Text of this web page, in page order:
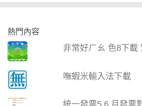
熱門內容
非常好ㄏㄠ 色8下載
嘸蝦米輸入法下載